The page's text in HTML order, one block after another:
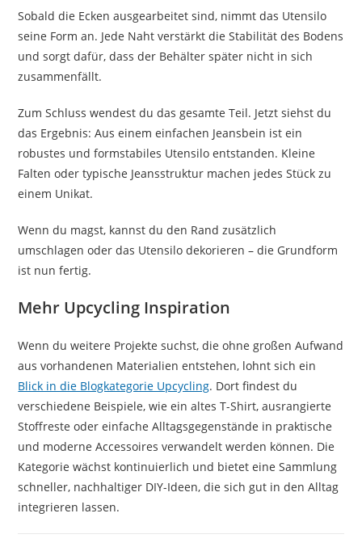
Sobald die Ecken ausgearbeitet sind, nimmt das Utensilo
seine Form an. Jede Naht verstärkt die Stabilität des Bodens
und sorgt dafür, dass der Behälter später nicht in sich
zusammenfällt.
Zum Schluss wendest du das gesamte Teil. Jetzt siehst du
das Ergebnis: Aus einem einfachen Jeansbein ist ein
robustes und formstabiles Utensilo entstanden. Kleine
Falten oder typische Jeansstruktur machen jedes Stück zu
einem Unikat.
Wenn du magst, kannst du den Rand zusätzlich
umschlagen oder das Utensilo dekorieren – die Grundform
ist nun fertig.
Mehr Upcycling Inspiration
Wenn du weitere Projekte suchst, die ohne großen Aufwand
aus vorhandenen Materialien entstehen, lohnt sich ein
Blick in die Blogkategorie Upcycling. Dort findest du
verschiedene Beispiele, wie ein altes T-Shirt, ausrangierte
Stoffreste oder einfache Alltagsgegenstände in praktische
und moderne Accessoires verwandelt werden können. Die
Kategorie wächst kontinuierlich und bietet eine Sammlung
schneller, nachhaltiger DIY-Ideen, die sich gut in den Alltag
integrieren lassen.